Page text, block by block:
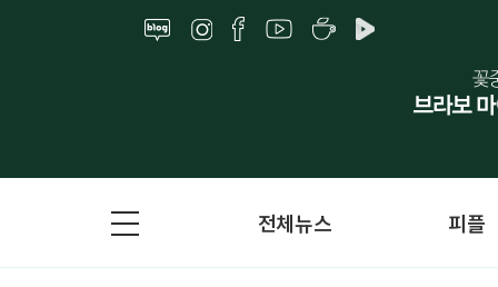
전체뉴스 피플